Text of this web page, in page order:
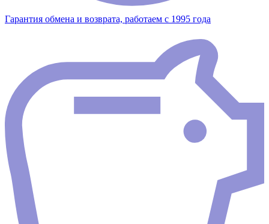
Гарантия обмена и возврата, работаем с 1995 года